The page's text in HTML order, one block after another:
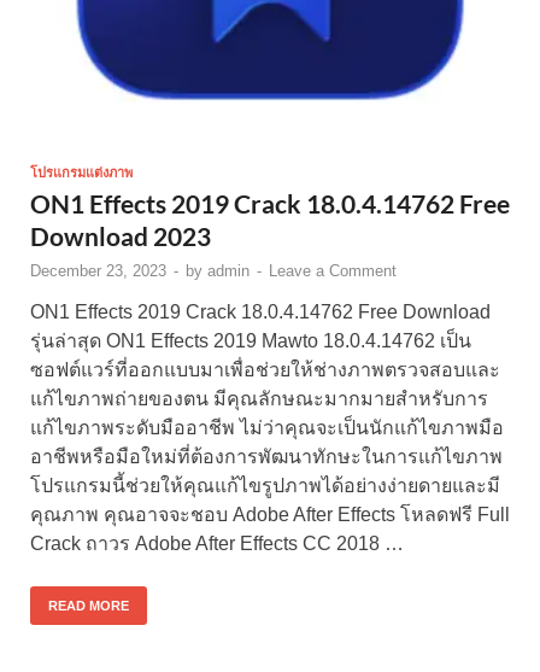
โปรแกรมแต่งภาพ
ON1 Effects 2019 Crack 18.0.4.14762 Free
Download 2023
December 23, 2023 - by admin - Leave a Comment
ON1 Effects 2019 Crack 18.0.4.14762 Free Download
รุ่นล่าสุด ON1 Effects 2019 Mawto 18.0.4.14762 เป็น
ซอฟต์แวร์ที่ออกแบบมาเพื่อช่วยให้ช่างภาพตรวจสอบและ
แก้ไขภาพถ่ายของตน มีคุณลักษณะมากมายสำหรับการ
แก้ไขภาพระดับมืออาชีพ ไม่ว่าคุณจะเป็นนักแก้ไขภาพมือ
อาชีพหรือมือใหม่ที่ต้องการพัฒนาทักษะในการแก้ไขภาพ
โปรแกรมนี้ช่วยให้คุณแก้ไขรูปภาพได้อย่างง่ายดายและมี
คุณภาพ คุณอาจจะชอบ Adobe After Effects โหลดฟรี Full
Crack ถาวร Adobe After Effects CC 2018 …
READ MORE